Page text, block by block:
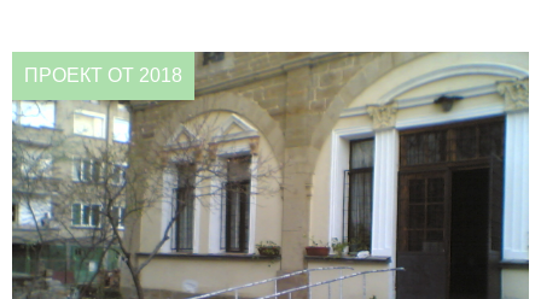
ПРОЕКТ ОТ 2018